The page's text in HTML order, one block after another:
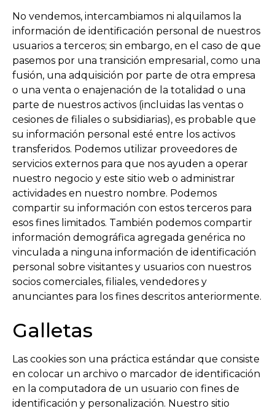
No vendemos, intercambiamos ni alquilamos la
información de identificación personal de nuestros
usuarios a terceros; sin embargo, en el caso de que
pasemos por una transición empresarial, como una
fusión, una adquisición por parte de otra empresa
o una venta o enajenación de la totalidad o una
parte de nuestros activos (incluidas las ventas o
cesiones de filiales o subsidiarias), es probable que
su información personal esté entre los activos
transferidos. Podemos utilizar proveedores de
servicios externos para que nos ayuden a operar
nuestro negocio y este sitio web o administrar
actividades en nuestro nombre. Podemos
compartir su información con estos terceros para
esos fines limitados. También podemos compartir
información demográfica agregada genérica no
vinculada a ninguna información de identificación
personal sobre visitantes y usuarios con nuestros
socios comerciales, filiales, vendedores y
anunciantes para los fines descritos anteriormente.
Galletas
Las cookies son una práctica estándar que consiste
en colocar un archivo o marcador de identificación
en la computadora de un usuario con fines de
identificación y personalización. Nuestro sitio